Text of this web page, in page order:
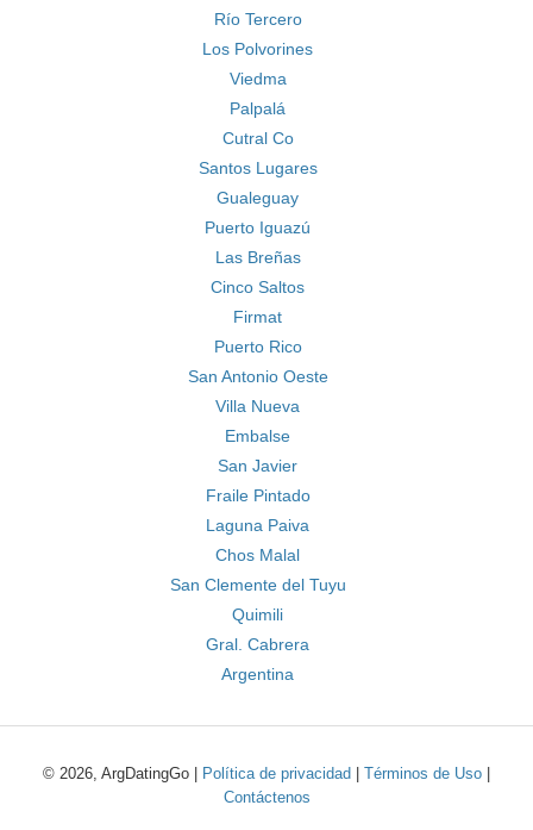
Río Tercero
Los Polvorines
Viedma
Palpalá
Cutral Co
Santos Lugares
Gualeguay
Puerto Iguazú
Las Breñas
Cinco Saltos
Firmat
Puerto Rico
San Antonio Oeste
Villa Nueva
Embalse
San Javier
Fraile Pintado
Laguna Paiva
Chos Malal
San Clemente del Tuyu
Quimili
Gral. Cabrera
Argentina
© 2026, ArgDatingGo | Política de privacidad Términos de Uso
Contáctenos